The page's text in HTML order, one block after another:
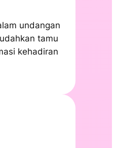
undangan
tamu
kehadiran